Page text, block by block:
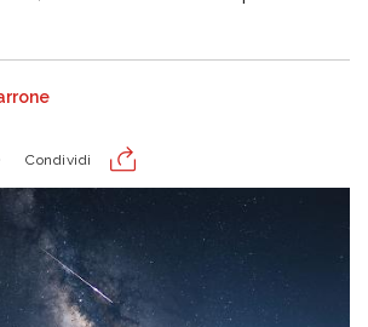
Condividi